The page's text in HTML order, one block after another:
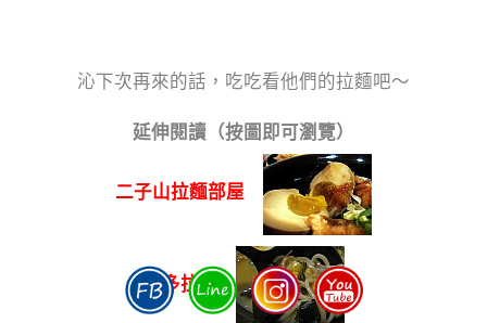
沁下次再來的話，吃吃看他們的拉麵吧～
延伸閱讀（按圖即可瀏覽）
二子山拉麵部屋
博多拉麵